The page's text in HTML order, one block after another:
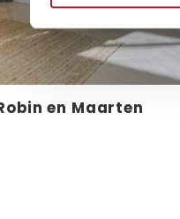
en Maarten